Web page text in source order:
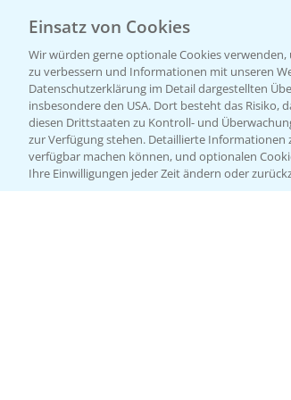
Einsatz von Cookies
Wir würden gerne optionale Cookies
zu verbessern und Informationen mit unseren
Datenschutzerklärung im Detail dargestellten
insbesondere den USA. Dort besteht das
diesen Drittstaaten zu Kontroll- und
zur Verfügung stehen. Detaillierte
verfügbar machen können, und optionalen
Ihre Einwilligungen jeder Zeit ändern oder